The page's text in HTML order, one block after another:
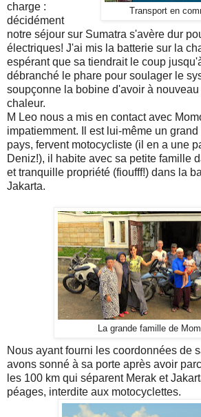
Transport en
charge :
décidément
notre séjour sur Sumatra s'avère dur
électriques! J'ai mis la batterie sur la
espérant que sa tiendrait le coup
débranché le phare pour soulager le
soupçonne la bobine d'avoir à
chaleur.
M Leo nous a mis en contact avec
impatiemment. Il est lui-même un
pays, fervent motocycliste (il en a une
Deniz!), il habite avec sa petite famille
et tranquille propriété (fioufff!) dans la
Jakarta.
La grande famille de
Nous ayant fourni les coordonnées de
avons sonné à sa porte après avoir
les 100 km qui séparent Merak et
péages, interdite aux motocyclettes.